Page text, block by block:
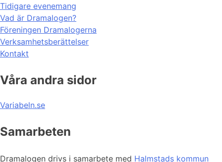
Tidigare evenemang
Vad är Dramalogen?
Föreningen Dramalogerna
Verksamhetsberättelser
Kontakt
Våra andra sidor
Variabeln.se
Samarbeten
Dramalogen drivs i samarbete med Halmstads kommun